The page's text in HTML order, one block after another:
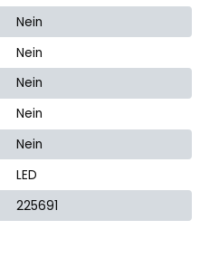
Nein
Nein
Nein
Nein
Nein
LED
225691